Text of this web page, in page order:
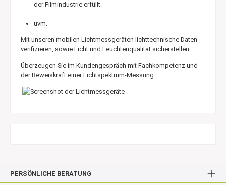
der Filmindustrie erfüllt.
uvm.
Mit unseren mobilen Lichtmessgeräten lichttechnische Daten
verifizieren, sowie Licht und Leuchtenqualität sicherstellen.
Überzeugen Sie im Kundengespräch mit Fachkompetenz und
der Beweiskraft einer Lichtspektrum-Messung.
PERSÖNLICHE BERATUNG